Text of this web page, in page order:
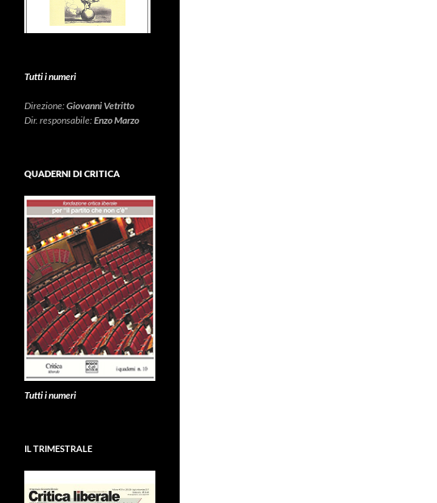
Tutti i numeri
Direzione:Giovanni Vetritto
Dir. responsabile:Enzo Marzo
QUADERNI DI CRITICA
Tutti i numeri
IL TRIMESTRALE